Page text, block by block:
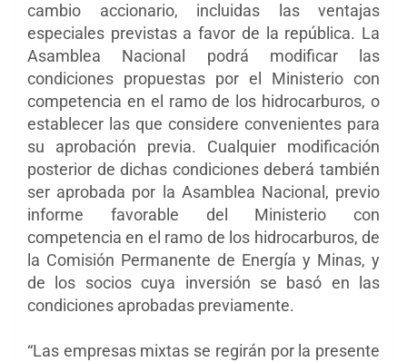
cambio accionario, incluidas las ventajas
especiales previstas a favor de la república. La
Asamblea Nacional podrá modificar las
condiciones propuestas por el Ministerio con
competencia en el ramo de los hidrocarburos, o
establecer las que considere convenientes para
su aprobación previa. Cualquier modificación
posterior de dichas condiciones deberá también
ser aprobada por la Asamblea Nacional, previo
informe favorable del Ministerio con
competencia en el ramo de los hidrocarburos, de
la Comisión Permanente de Energía y Minas, y
de los socios cuya inversión se basó en las
condiciones aprobadas previamente.
“Las empresas mixtas se regirán por la presente